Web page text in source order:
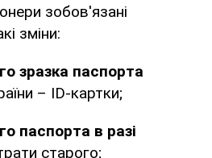
зобов'язані
зміни:
зразка паспорта
– ID-картки;
паспорта в разі
старого;